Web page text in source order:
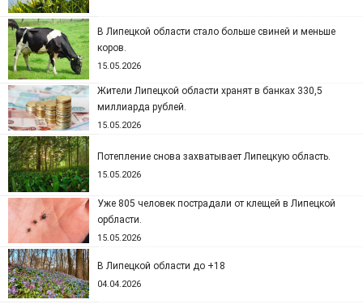
В Липецкой области стало больше свиней и меньше
коров.
15.05.2026
Жители Липецкой области хранят в банках 330,5
миллиарда рублей.
15.05.2026
Потепление снова захватывает Липецкую область.
15.05.2026
Уже 805 человек пострадали от клещей в Липецкой
орбласти.
15.05.2026
В Липецкой области до +18
04.04.2026